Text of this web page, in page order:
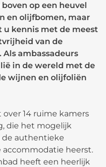
op een heuvel
en olijfbomen, maar
kennis met de meest
van de
. Als ambassadeurs
in de wereld met de
wijnen en olijfoliën
14 ruime kamers
die het mogelijk
authentieke
accommodatie heerst.
heeft een heerlijk